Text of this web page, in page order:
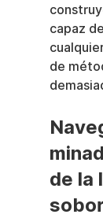
capaz
de
de la